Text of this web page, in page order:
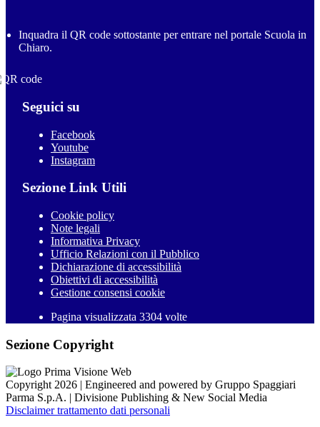
Inquadra il QR code sottostante per entrare nel portale Scuola in
Chiaro.
Seguici su
Facebook
Youtube
Instagram
Sezione Link Utili
Cookie policy
Note legali
Informativa Privacy
Ufficio Relazioni con il Pubblico
Dichiarazione di accessibilità
Obiettivi di accessibilità
Gestione consensi cookie
Pagina visualizzata 3304 volte
Sezione Copyright
Copyright 2026 | Engineered and powered by Gruppo Spaggiari
Parma S.p.A. | Divisione Publishing & New Social Media
Disclaimer trattamento dati personali